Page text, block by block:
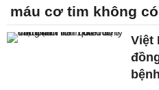
máu cơ tim không
Việt